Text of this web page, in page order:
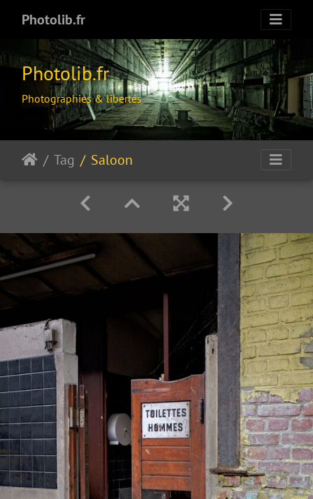
Photolib.fr
Photolib.fr
Photographies & libertés
Tag Saloon